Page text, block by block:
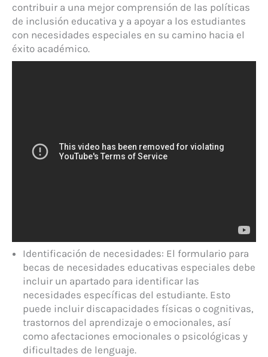
contribuir a una mejor comprensión de las políticas
de inclusión educativa y a apoyar a los estudiantes
con necesidades especiales en su camino hacia el
éxito académico.
Identificación de necesidades: El formulario para
becas de necesidades educativas especiales debe
incluir un apartado para identificar las
necesidades específicas del estudiante. Esto
puede incluir discapacidades físicas o cognitivas,
trastornos del aprendizaje o emocionales, así
como afectaciones emocionales o psicológicas y
dificultades de lenguaje.